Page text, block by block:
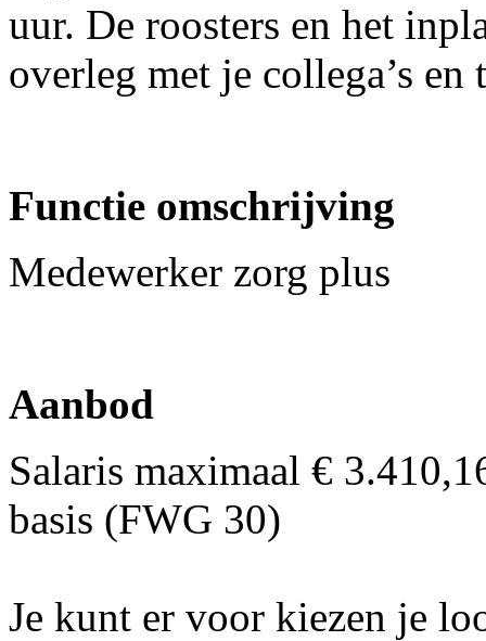
uur. De roosters en het
overleg met je collega’s en
Functie omschrijving
Medewerker zorg plus
Aanbod
Salaris maximaal €
basis (FWG 30)
Je kunt er voor kiezen je